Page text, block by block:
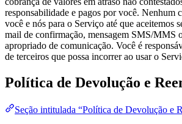
responsabilidade e pagos por você. Nenhum
você e nós para o Serviço até que aceitemos
mail de confirmação, mensagem SMS/MMS
apropriado de comunicação. Você é
de terceiros que possa incorrer ao usar o
Política de Devolução e
Seção intitulada “Política de Devolução e